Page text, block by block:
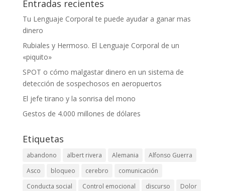
Entradas recientes
Tu Lenguaje Corporal te puede ayudar a ganar mas
dinero
Rubiales y Hermoso. El Lenguaje Corporal de un
«piquito»
SPOT o cómo malgastar dinero en un sistema de
detección de sospechosos en aeropuertos
El jefe tirano y la sonrisa del mono
Gestos de 4.000 millones de dólares
Etiquetas
abandono albert rivera Alemania
Alfonso Guerra
Asco
bloqueo cerebro
comunicación
Conducta social
Control emocional discurso
Dolor